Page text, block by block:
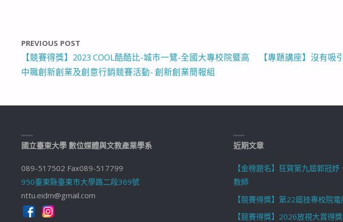
PREVIOUS POST
【競賽得獎】2023 COOL酷酷比-城市一鷺-全國大專校院暨高
中職創新創業及創意行銷競賽活動- 創新創業簡報組
【專題講座】沒有
國立臺東大學 數位媒體與文教產業學系
089-517502 Fax089-517799
950臺東縣臺東市大學路二段369號
nttu.eidm@gmail.com
近期文章
【金榜題名】狂賀第九屆郭冠
教師
【競賽得獎】第22屆技專校院
【競賽得獎】2026放視大賞得